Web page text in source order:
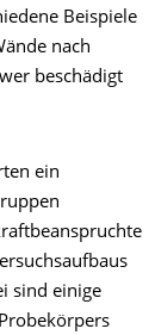
Beispiele
nach
beschädigt
ein
sind einige